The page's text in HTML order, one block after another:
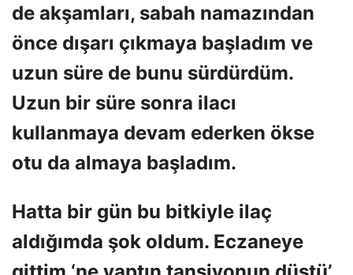
de akşamları, sabah namazından
önce dışarı çıkmaya başladım ve
uzun süre de bunu sürdürdüm.
Uzun bir süre sonra ilacı
kullanmaya devam ederken ökse
otu da almaya başladım.
Hatta bir gün bu bitkiyle ilaç
aldığımda şok oldum. Eczaneye